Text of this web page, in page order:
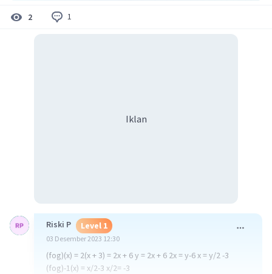
2 1
Iklan
Riski P Level 1
03 Desember 2023 12:30
(fog)(x) = 2(x + 3) = 2x + 6 y = 2x + 6 2x = y-6 x = y/2 -3
(fog)-1(x) = x/2-3 x/2= -3